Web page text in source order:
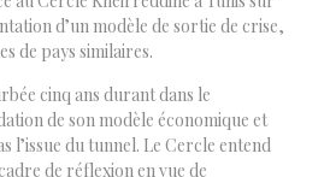
d’un modèle de sortie de crise,
de pays similaires.
cinq ans durant dans le
de son modèle économique et
l’issue du tunnel. Le Cercle entend
de réflexion en vue de